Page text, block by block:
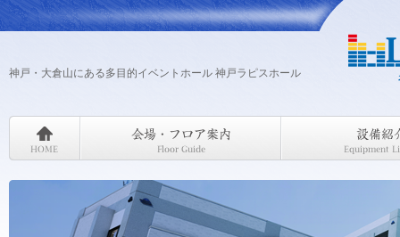
神戸・大倉山にある多目的イベントホール 神戸ラピスホール